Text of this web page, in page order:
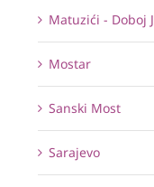
Matuzići - Doboj
Mostar
Sanski Most
Sarajevo